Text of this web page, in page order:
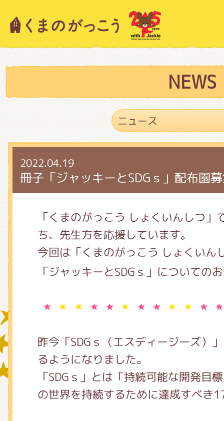
NEWS
2022.04.19
冊子「ジャッキーとSDGｓ」配布園
「くまのがっこう しょくいんしつ
ち、先生方を応援しています。
今回は「くまのがっこう しょくいん
「ジャッキーとSDGｓ」についての
昨今「SDGｓ（エスディージーズ）
るようになりました。
「SDGｓ」とは「持続可能な開発目
の世界を持続するために達成すべき
キャラクター紹介
スタッフブログ
絵本・作家紹介
ショップインフォメーション
グッズインフォメーション
ミュージカル・コンサート
おたのしみコンテンツ(クイズ・
チア ジャッキーズ！